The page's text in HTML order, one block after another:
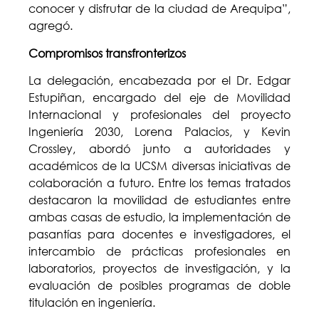
conocer y disfrutar de la ciudad de Arequipa”,
agregó.
Compromisos transfronterizos
La delegación, encabezada por el Dr. Edgar
Estupiñan, encargado del eje de Movilidad
Internacional y profesionales del proyecto
Ingeniería 2030, Lorena Palacios, y Kevin
Crossley, abordó junto a autoridades y
académicos de la UCSM diversas iniciativas de
colaboración a futuro. Entre los temas tratados
destacaron la movilidad de estudiantes entre
ambas casas de estudio, la implementación de
pasantías para docentes e investigadores, el
intercambio de prácticas profesionales en
laboratorios, proyectos de investigación, y la
evaluación de posibles programas de doble
titulación en ingeniería.